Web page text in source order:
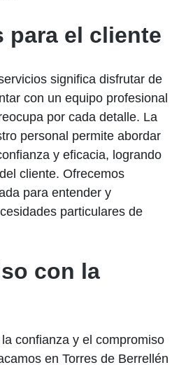
para el cliente
significa disfrutar de
con un equipo profesional
por cada detalle. La
personal permite abordar
y eficacia, logrando
cliente. Ofrecemos
para entender y
particulares de
con la
confianza y el compromiso
en Torres de Berrellén